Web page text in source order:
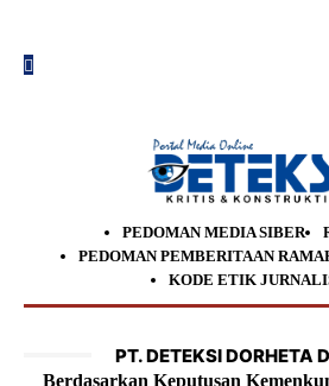
PEDOMAN MEDIA SIBER
PEDOMAN PEMBERITAAN
KODE ETIK
PT. DETEKSI DORHETA
Berdasarkan Keputusan